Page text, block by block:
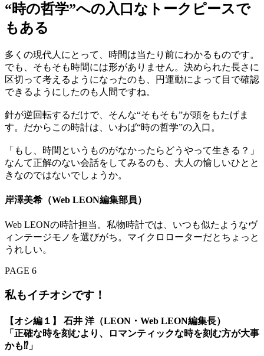
“時の哲学”への入口なトークピースで
もある
多くの現代人にとって、時間は当たり前にわかるものです。
でも、そもそも時間には形がありません。決められた長さに
区切って考えるようになったのも、円運動によって目で確認
できるようにしたのも人間ですね。
針が逆回転するだけで、そんな“そもそも”が頭をもたげま
す。だからこの時計は、いわば“時の哲学”の入口。
「もし、時間というものがなかったらどうやって生きる？」
なんて正解のない会話をしてみるのも、大人の愉しいひとと
きなのではないでしょうか。
岸澤美希（Web LEON編集部員）
Web LEONの時計担当。私物時計では、いつも似たようなヴ
ィンテージモノを選びがち。マイクロローターだとちょっと
うれしい。
PAGE 6
私もイチオシです！
【オシ編１】 石井 洋（LEON・Web LEON編集長）
「正確な時を刻むより、ロマンティックな時を刻む方が大事
かも⁉︎」